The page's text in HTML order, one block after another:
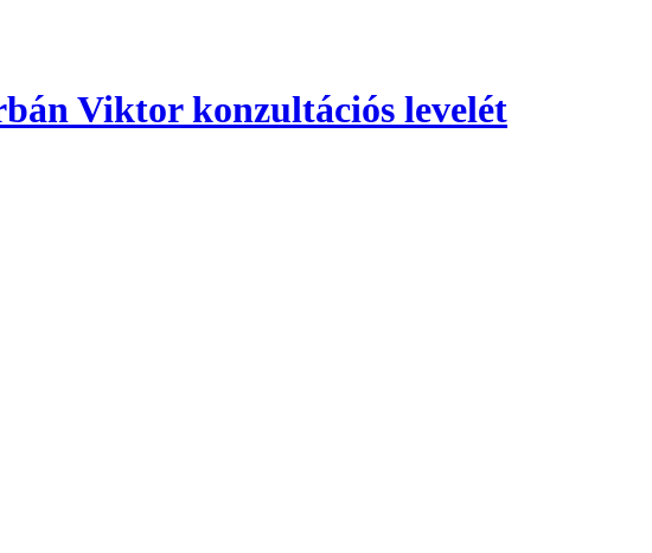
Viktor konzultációs levelét